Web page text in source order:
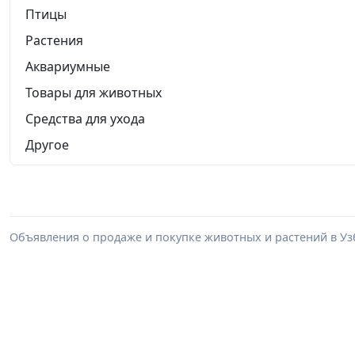
Птицы
Растения
Аквариумные
Товары для животных
Средства для ухода
Другое
Объявления о продаже и покупке животных и растений в